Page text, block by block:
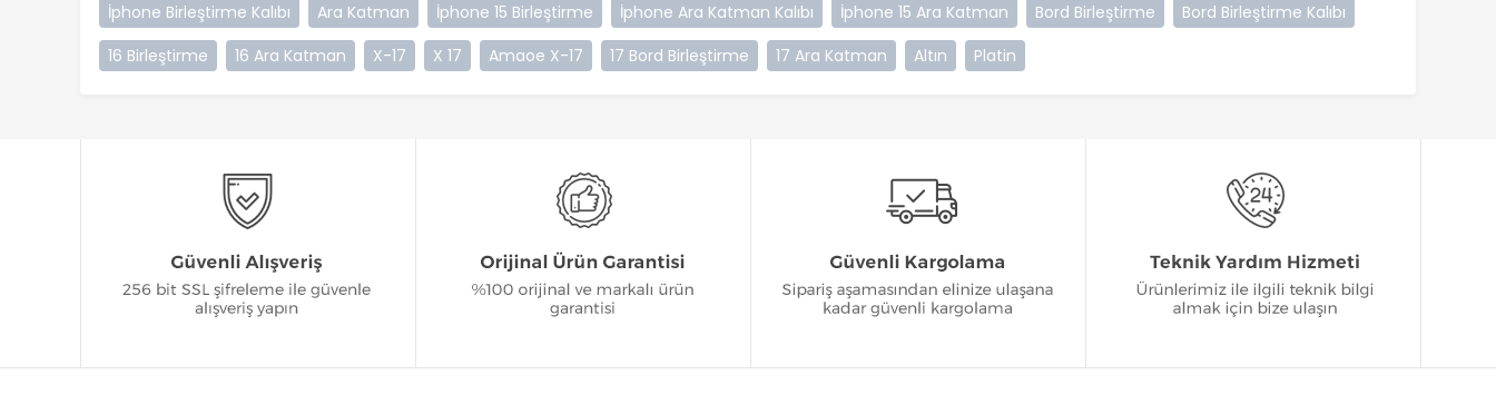
İphone Birleştirme Kalıbı Ara Katman İphone 15 Birleştirme İphone Ara Katman Kalıbı İphone 15 Ara Katman Bord Birleştirme
Bord Birleştirme Kalıbı
16 Birleştirme
16 Ara Katman X-17 X 17 Amaoe X-17 17 Bord Birleştirme 17 Ara Katman Altın Platin